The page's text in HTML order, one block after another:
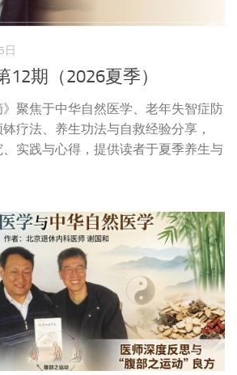
日
12期（2026夏季）
聚焦于中华自然医学、老年失智症防
疗法、养生功法与自救经验分享，
实践与心得，提供读者于夏季养生与